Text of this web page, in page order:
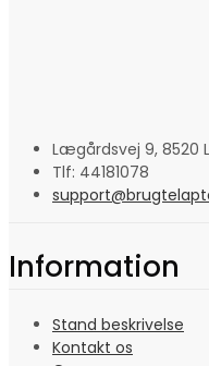
Lægårdsvej 9, 8520
Tlf: 44181078
Information
Stand beskrivelse
Kontakt os